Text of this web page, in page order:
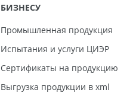
БИЗНЕСУ
Промышленная продукция
Испытания и услуги ЦИЭР
Сертификаты на продукцию
Выгрузка продукции в xml